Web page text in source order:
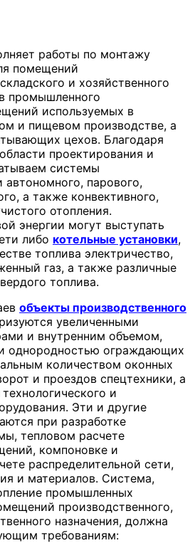
работы по монтажу
помещений
и хозяйственного
промышленного
используемых в
и пищевом производстве, а
цехов. Благодаря
проектирования и
системы
автономного, парового,
а также конвективного,
отопления.
энергии могут выступать
либо котельные установки,
топлива электричество,
газ, а также различные
топлива.
объекты производственного
увеличенными
и внутренним объемом,
однородностью ограждающих
количеством оконных
и проездов спецтехники, а
и
Эти и другие
при разработке
тепловом расчете
компоновке и
распределительной сети,
и материалов. Система,
промышленных
производственного,
назначения, должна
требованиям: